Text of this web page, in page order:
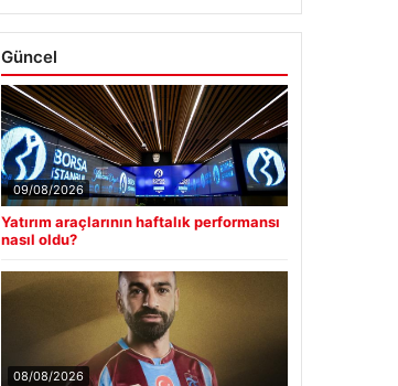
Güncel
09/08/2026
Yatırım araçlarının haftalık performansı
nasıl oldu?
08/08/2026